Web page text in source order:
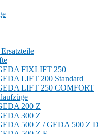
FIXLIFT 250
LIFT 200 Standard
LIFT 250 COMFORT
200 Z
300 Z
500 Z / GEDA 500 Z